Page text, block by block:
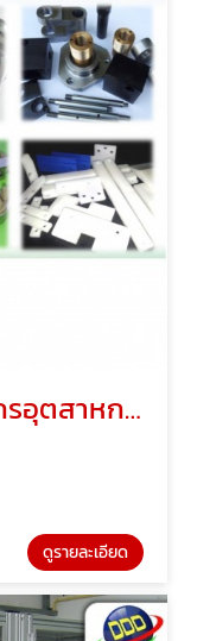
รับผลิตชิ้นส่วนเครื่องจักรอุตสาหกรรม
ดูรายละเอียด